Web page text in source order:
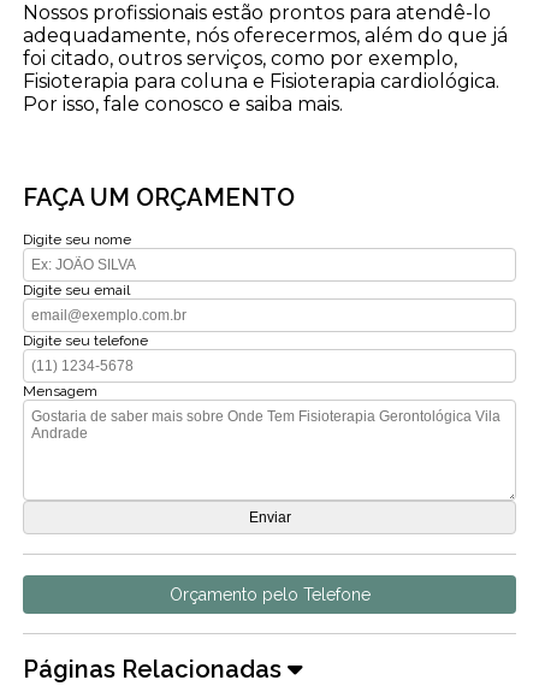
Nossos profissionais estão prontos para atendê-lo
adequadamente, nós oferecermos, além do que já
foi citado, outros serviços, como por exemplo,
Fisioterapia para coluna e Fisioterapia cardiológica.
Por isso, fale conosco e saiba mais.
FAÇA UM ORÇAMENTO
Digite seu nome
Digite seu email
Digite seu telefone
Mensagem
Orçamento pelo Telefone
Páginas Relacionadas